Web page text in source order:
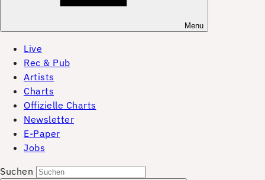
Menu
Live
Rec & Pub
Artists
Charts
Offizielle Charts
Newsletter
E-Paper
Jobs
Suchen